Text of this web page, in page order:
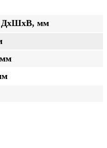
ДхШхВ, мм